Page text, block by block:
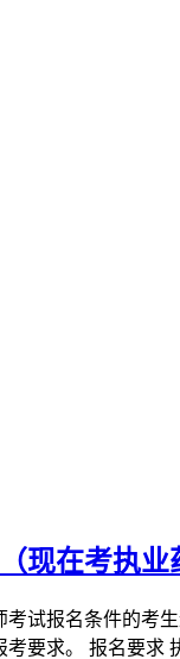
现在考执业
考试报名条件的
要求。 报名要求